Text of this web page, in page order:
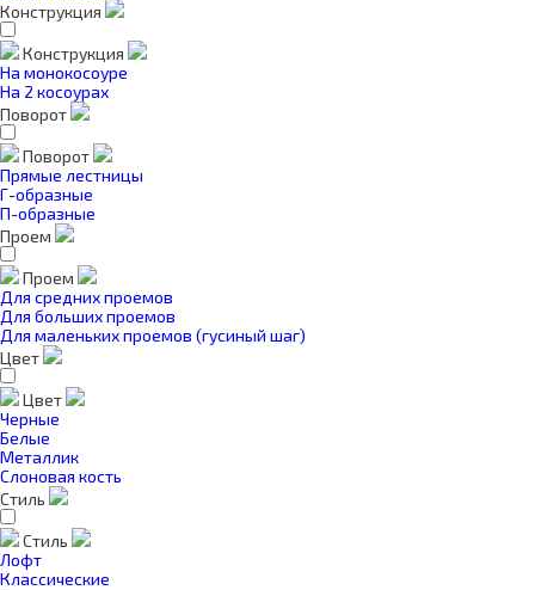
Конструкция
Конструкция
На монокосоуре
На 2 косоурах
Поворот
Поворот
Прямые лестницы
Г-образные
П-образные
Проем
Проем
Для средних проемов
Для больших проемов
Для маленьких проемов (гусиный шаг)
Цвет
Цвет
Черные
Белые
Металлик
Слоновая кость
Стиль
Стиль
Лофт
Классические